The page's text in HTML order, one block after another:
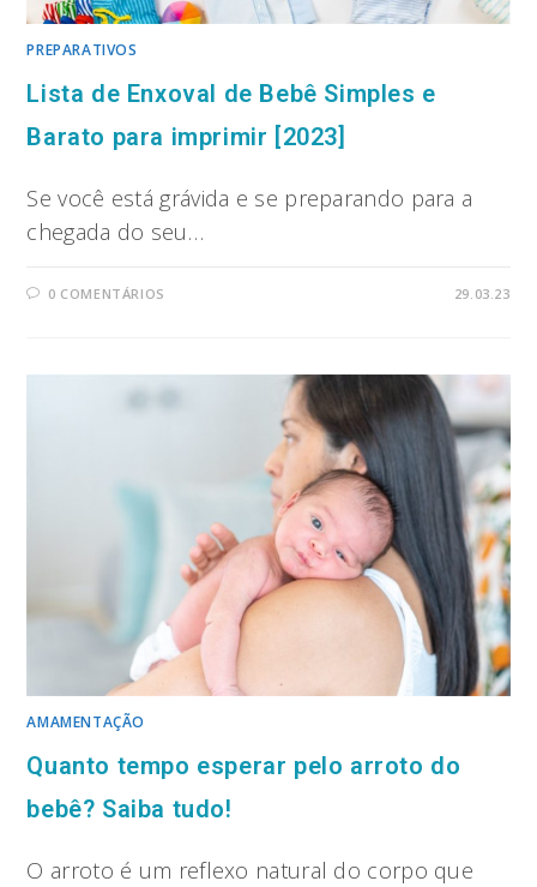
PREPARATIVOS
Lista de Enxoval de Bebê Simples e
Barato para imprimir [2023]
Se você está grávida e se preparando para a
chegada do seu…
0 COMENTÁRIOS 29.03.23
AMAMENTAÇÃO
Quanto tempo esperar pelo arroto do
bebê? Saiba tudo!
O arroto é um reflexo natural do corpo que